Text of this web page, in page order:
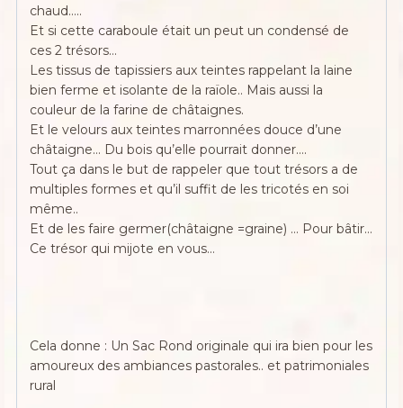
chaud…..
Et si cette caraboule était un peut un condensé de
ces 2 trésors…
Les tissus de tapissiers aux teintes rappelant la laine
bien ferme et isolante de la raïole.. Mais aussi la
couleur de la farine de châtaignes.
Et le velours aux teintes marronnées douce d’une
châtaigne… Du bois qu’elle pourrait donner….
Tout ça dans le but de rappeler que tout trésors a de
multiples formes et qu’il suffit de les tricotés en soi
même..
Et de les faire germer(châtaigne =graine) … Pour bâtir…
Ce trésor qui mijote en vous…
Cela donne : Un Sac Rond originale qui ira bien pour les
amoureux des ambiances pastorales.. et patrimoniales
rural